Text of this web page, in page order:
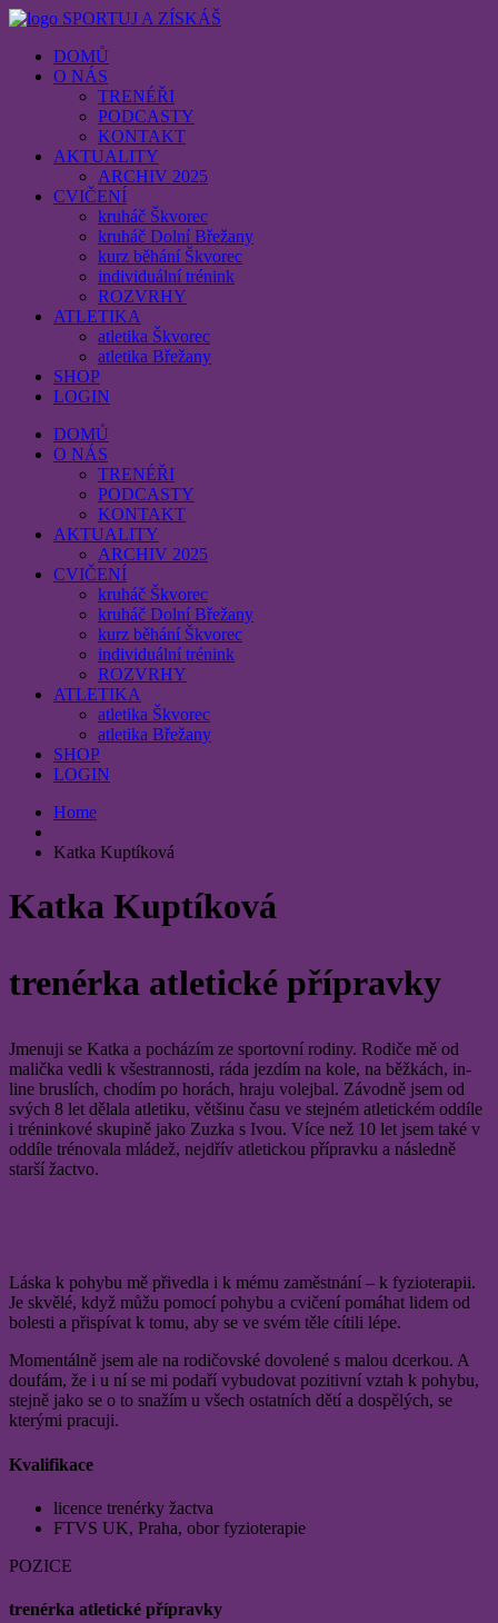
SPORTUJ A ZÍSKÁŠ
DOMŮ
O NÁS
TRENÉŘI
PODCASTY
KONTAKT
AKTUALITY
ARCHIV 2025
CVIČENÍ
kruháč Škvorec
kruháč Dolní Břežany
kurz běhání Škvorec
individuální trénink
ROZVRHY
ATLETIKA
atletika Škvorec
atletika Břežany
SHOP
LOGIN
DOMŮ
O NÁS
TRENÉŘI
PODCASTY
KONTAKT
AKTUALITY
ARCHIV 2025
CVIČENÍ
kruháč Škvorec
kruháč Dolní Břežany
kurz běhání Škvorec
individuální trénink
ROZVRHY
ATLETIKA
atletika Škvorec
atletika Břežany
SHOP
LOGIN
Home
Katka Kuptíková
Katka Kuptíková
trenérka atletické přípravky
Jmenuji se Katka a pocházím ze sportovní rodiny. Rodiče mě od
malička vedli k všestrannosti, ráda jezdím na kole, na běžkách, in-
line bruslích, chodím po horách, hraju volejbal. Závodně jsem od
svých 8 let dělala atletiku, většinu času ve stejném atletickém oddíle
i tréninkové skupině jako Zuzka s Ivou. Více než 10 let jsem také v
oddíle trénovala mládež, nejdřív atletickou přípravku a následně
starší žactvo.
Láska k pohybu mě přivedla i k mému zaměstnání – k fyzioterapii.
Je skvělé, když můžu pomocí pohybu a cvičení pomáhat lidem od
bolesti a přispívat k tomu, aby se ve svém těle cítili lépe.
Momentálně jsem ale na rodičovské dovolené s malou dcerkou. A
doufám, že i u ní se mi podaří vybudovat pozitivní vztah k pohybu,
stejně jako se o to snažím u všech ostatních dětí a dospělých, se
kterými pracuji.
Kvalifikace
licence trenérky žactva
FTVS UK, Praha, obor fyzioterapie
POZICE
trenérka atletické přípravky